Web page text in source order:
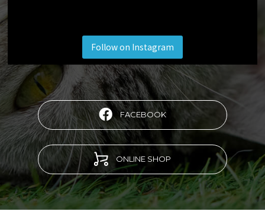
Follow on Instagram
FACEBOOK
ONLINE SHOP